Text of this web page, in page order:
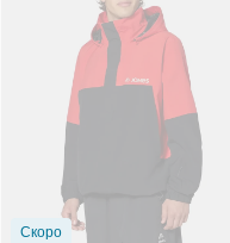
Скоро